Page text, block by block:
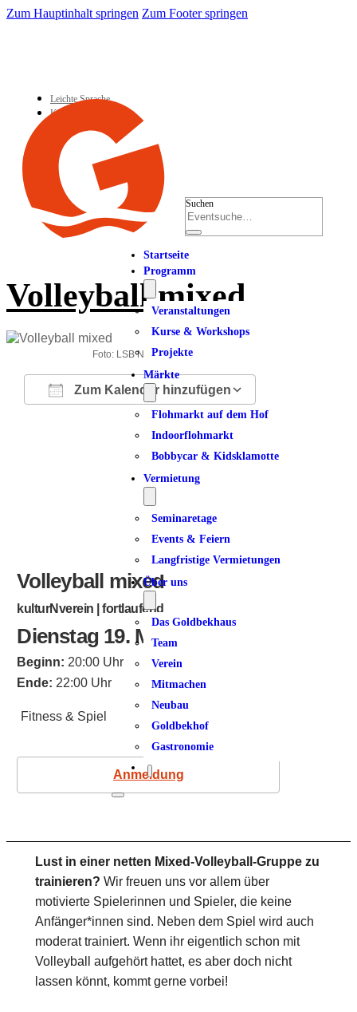
Zum Hauptinhalt springen Zum Footer springen
Leichte Sprache
Kontakt
Suchen
Startseite
Programm
Veranstaltungen
Kurse & Workshops
Projekte
Märkte
Flohmarkt auf dem Hof
Indoorflohmarkt
Bobbycar & Kidsklamotte
Vermietung
Seminaretage
Events & Feiern
Langfristige Vermietungen
Über uns
Das Goldbekhaus
Team
Verein
Mitmachen
Neubau
Goldbekhof
Gastronomie
Volleyball mixed
Foto: LSB NRW_Andrea Bowinkelmann
Zum Kalender hinzufügen
Volleyball mixed
kulturNverein | fortlaufend
Dienstag 19. Mai 2026
Beginn: 20:00 Uhr
Ende: 22:00 Uhr
Fitness & Spiel
Anmeldung
Lust in einer netten Mixed-Volleyball-Gruppe zu
trainieren? Wir freuen uns vor allem über
motivierte Spielerinnen und Spieler, die keine
Anfänger*innen sind. Neben dem Spiel wird auch
moderat trainiert. Wenn ihr eigentlich schon mit
Volleyball aufgehört hattet, es aber doch nicht
lassen könnt, kommt gerne vorbei!